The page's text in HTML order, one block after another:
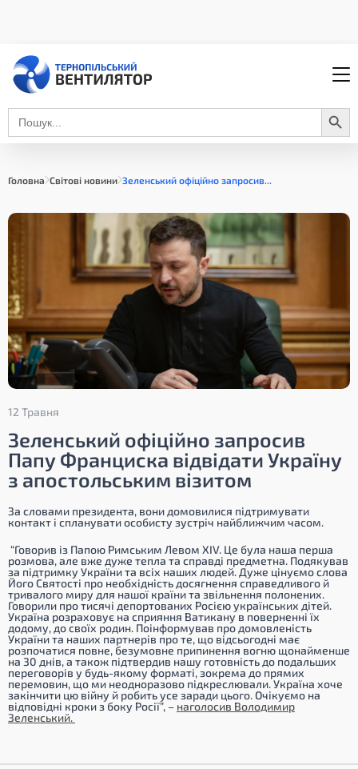
Search
for:
Search Button
Головна Світові новини Зеленський офіційно запросив...
12 Травня
Зеленський офіційно запросив
Папу Франциска відвідати Україну
з апостольським візитом
За словами президента, вони домовилися підтримувати
контакт і спланувати особисту зустріч найближчим часом.
“Говорив із Папою Римським Левом XIV. Це була наша перша
розмова, але вже дуже тепла та справді предметна. Подякував
за підтримку України та всіх наших людей. Дуже цінуємо слова
Його Святості про необхідність досягнення справедливого й
тривалого миру для нашої країни та звільнення полонених.
Говорили про тисячі депортованих Росією українських дітей.
Україна розраховує на сприяння Ватикану в поверненні їх
додому, до своїх родин. Поінформував про домовленість
України та наших партнерів про те, що відсьогодні має
розпочатися повне, безумовне припинення вогню щонайменше
на 30 днів, а також підтвердив нашу готовність до подальших
переговорів у будь-якому форматі, зокрема до прямих
перемовин, що ми неодноразово підкреслювали. Україна хоче
закінчити цю війну й робить усе заради цього. Очікуємо на
відповідні кроки з боку Росії”, – наголосив Володимир
Зеленський.